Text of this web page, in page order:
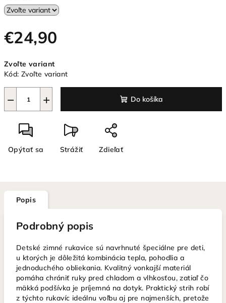
€24,90
cena:
Zvoľte variant
Kód: Zvoľte variant
+
− Do košíka
Opýtať sa Strážiť Zdieľať
Popis
Podrobný popis
Detské zimné rukavice sú navrhnuté špeciálne pre deti,
u ktorých je dôležitá kombinácia tepla, pohodlia a
jednoduchého obliekania. Kvalitný vonkajší materiál
pomáha chrániť ruky pred chladom a vlhkosťou, zatiaľ čo
mäkká podšívka je príjemná na dotyk. Praktický strih robí
z týchto rukavíc ideálnu voľbu aj pre najmenších, pretože